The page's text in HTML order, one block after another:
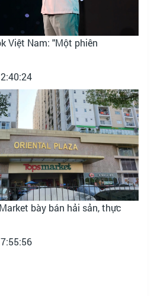
Việt Nam: "Một phiên
bày bán hải sản, thực